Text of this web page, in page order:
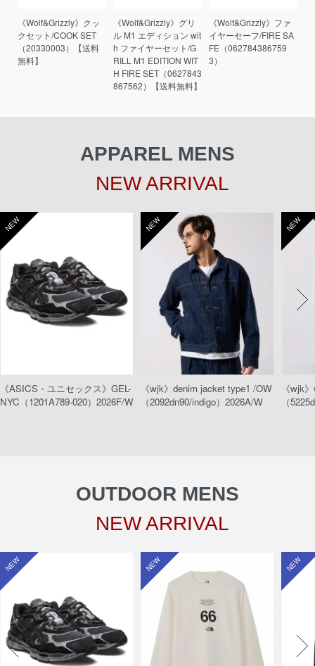
《Wolf&Grizzly》クッ
クセット/COOK SET
（20330003）【送料
無料】
《Wolf&Grizzly》グリ
ル M1 エディション wit
h ファイヤーセット/G
RILL M1 EDITION WIT
H FIRE SET（0627843
867562）【送料無料】
《Wolf&Grizzly》ファ
イヤーセーフ/FIRE SA
FE（062784386759
3）
APPAREL MENS
NEW ARRIVAL
NEW
《ASICS・ユニセックス》GEL-
NYC（1201A789-020）2026F/W
NEW
《wjk》denim jacket type1 /OW
（2092dn90/indigo）2026A/W
NEW
《wjk
（
OUTDOOR MENS
NEW ARRIVAL
NEW NEW NEW